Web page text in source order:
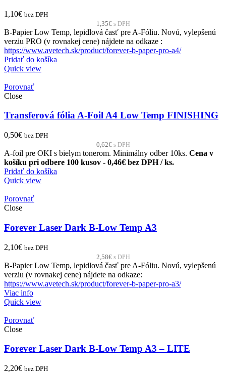
1,10€ bez DPH
1,35€ s DPH
B-Papier Low Temp, lepidlová časť pre A-Fóliu. Novú, vylepšenú
verziu PRO (v rovnakej cene) nájdete na odkaze :
https://www.avetech.sk/product/forever-b-paper-pro-a4/
Pridať do košíka
Quick view
Porovnať
Close
Transferová fólia A-Foil A4 Low Temp FINISHING
0,50€ bez DPH
0,62€ s DPH
A-foil pre OKI s bielym tonerom. Minimálny odber 10ks. Cena v
košíku pri odbere 100 kusov - 0,46€ bez DPH / ks.
Pridať do košíka
Quick view
Porovnať
Close
Forever Laser Dark B-Low Temp A3
2,10€ bez DPH
2,58€ s DPH
B-Papier Low Temp, lepidlová časť pre A-Fóliu. Novú, vylepšenú
verziu (v rovnakej cene) nájdete na odkaze:
https://www.avetech.sk/product/forever-b-paper-pro-a3/
Viac info
Quick view
Porovnať
Close
Forever Laser Dark B-Low Temp A3 – LITE
2,20€ bez DPH